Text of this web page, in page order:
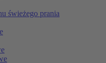
świeżego prania